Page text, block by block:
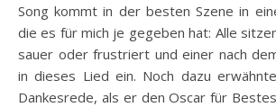
Song kommt in der besten Szene in
die es für mich je gegeben hat: Alle
sauer oder frustriert und einer nach
in dieses Lied ein. Noch dazu
Dankesrede, als er den Oscar für